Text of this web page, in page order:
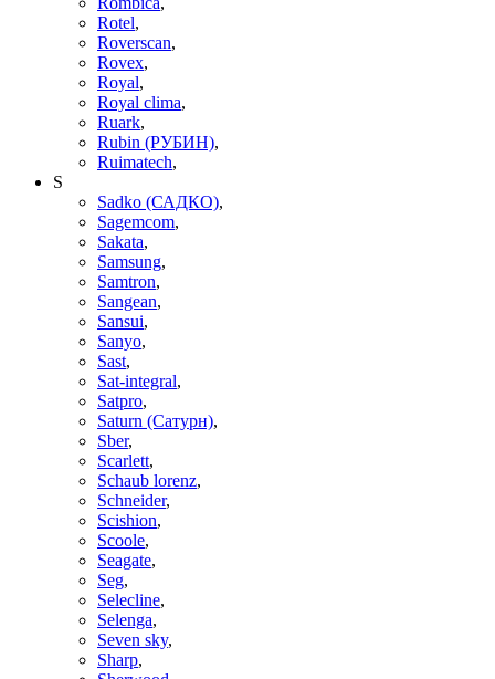
Rotel,
Roverscan,
Rovex,
Royal,
Royal clima,
Ruark,
Rubin (РУБИН),
Ruimatech,
S
Sadko (САДКО),
Sagemcom,
Sakata,
Samsung,
Samtron,
Sangean,
Sansui,
Sanyo,
Sast,
Sat-integral,
Satpro,
Saturn (Сатурн),
Sber,
Scarlett,
Schaub lorenz,
Schneider,
Scishion,
Scoole,
Seagate,
Seg,
Selecline,
Selenga,
Seven sky,
Sharp,